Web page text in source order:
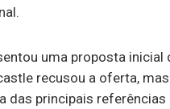
uma proposta inicial
recusou a oferta,
das principais referências